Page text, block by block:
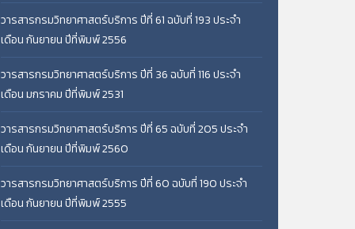
วารสารกรมวิทยาศาสตร์บริการ ปีที่ 61 ฉบับที่ 193 ประจำ
เดือน กันยายน ปีที่พิมพ์ 2556
วารสารกรมวิทยาศาสตร์บริการ ปีที่ 36 ฉบับที่ 116 ประจำ
เดือน มกราคม ปีที่พิมพ์ 2531
วารสารกรมวิทยาศาสตร์บริการ ปีที่ 65 ฉบับที่ 205 ประจำ
เดือน กันยายน ปีที่พิมพ์ 2560
วารสารกรมวิทยาศาสตร์บริการ ปีที่ 60 ฉบับที่ 190 ประจำ
เดือน กันยายน ปีที่พิมพ์ 2555